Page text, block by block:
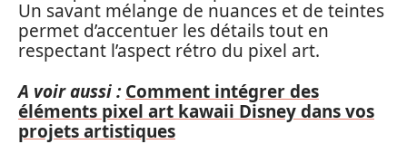
Un savant mélange de nuances et de teintes
permet d’accentuer les détails tout en
respectant l’aspect rétro du pixel art.
A voir aussi : Comment intégrer des
éléments pixel art kawaii Disney dans vos
projets artistiques